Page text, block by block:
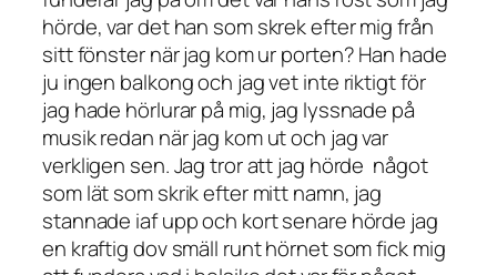
hörde, var det han som skrek efter mig från
sitt fönster när jag kom ur porten? Han hade
ju ingen balkong och jag vet inte riktigt för
jag hade hörlurar på mig, jag lyssnade på
musik redan när jag kom ut och jag var
verkligen sen. Jag tror att jag hörde något
som lät som skrik efter mitt namn, jag
stannade iaf upp och kort senare hörde jag
en kraftig dov smäll runt hörnet som fick mig